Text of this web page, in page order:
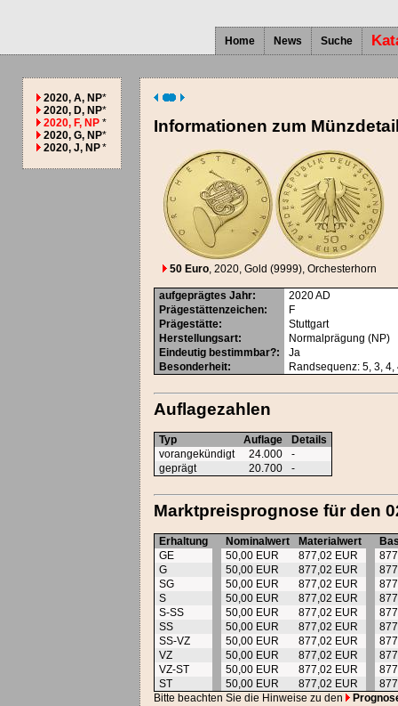
Home News Suche
2020, A, NP*
2020, D, NP*
2020, F, NP *
2020, G, NP*
2020, J, NP*
Informationen zum
50 Euro, 2020, Gold (9999), Orchesterhorn
aufgeprägtes Jahr: 2020AD
Prägestättenzeichen:
F
Prägestätte:
Stuttgart
Herstellungsart:
Normalprägung (NP)
Eindeutig bestimmbar?:
Ja
Besonderheit: Randsequenz: 5, 3,
Auflagezahlen
Typ Auflage
Details
vorangekündigt
24.000
-
geprägt
20.700 -
Marktpreisprognose für den
Erhaltung Nominalwert Materialwert
GE
50,00 EUR 877,02 EUR
G
50,00 EUR 877,02 EUR
SG
50,00 EUR 877,02 EUR
S
50,00 EUR 877,02 EUR
S-SS
50,00 EUR 877,02 EUR
SS
50,00 EUR 877,02 EUR
SS-VZ
50,00 EUR 877,02 EUR
VZ
50,00 EUR 877,02 EUR
VZ-ST
50,00 EUR 877,02 EUR
ST
50,00 EUR 877,02 EUR
Bitte beachten Sie die Hinweise zu den